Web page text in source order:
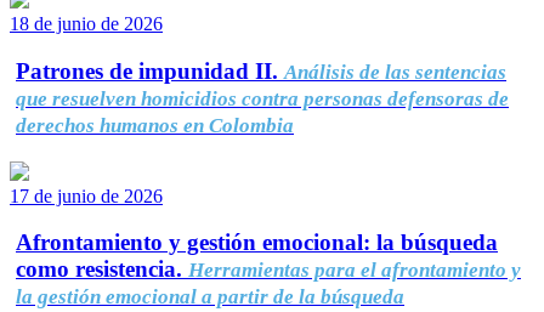
18 de junio de 2026
Patrones de impunidad II. Análisis de las sentencias
que resuelven homicidios contra personas defensoras de
derechos humanos en Colombia
17 de junio de 2026
Afrontamiento y gestión emocional: la búsqueda
como resistencia. Herramientas para el afrontamiento y
la gestión emocional a partir de la búsqueda